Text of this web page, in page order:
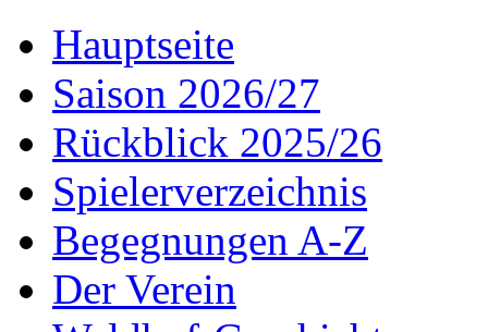
Hauptseite
Saison 2026/27
Rückblick 2025/26
Spielerverzeichnis
Begegnungen A-Z
Der Verein